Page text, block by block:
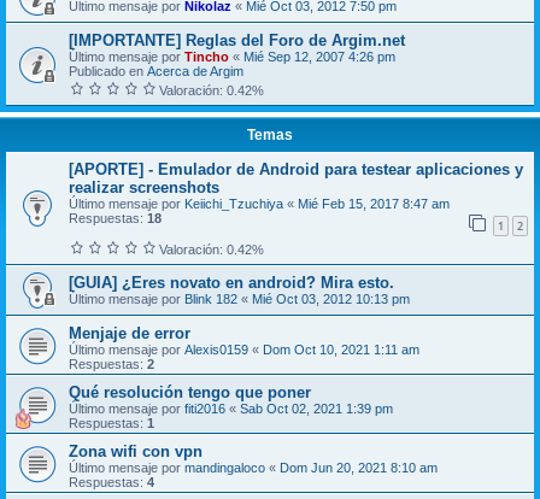
Último mensaje por Nikolaz­ « Mié Oct 03, 2012 7:50 pm
[IMPORTANTE] Reglas del Foro de Argim.net
Último mensaje por Tincho « Mié Sep 12, 2007 4:26 pm
Publicado en Acerca de Argim
Valoración: 0.42%
Temas
[APORTE] - Emulador de Android para testear aplicaciones y
realizar screenshots
Último mensaje por Keiichi_Tzuchiya « Mié Feb 15, 2017 8:47 am
Respuestas: 18 1 2
Valoración: 0.42%
[GUIA] ¿Eres novato en android? Mira esto.
Último mensaje por Blink 182 « Mié Oct 03, 2012 10:13 pm
Menjaje de error
Último mensaje por Alexis0159 « Dom Oct 10, 2021 1:11 am
Respuestas: 2
Qué resolución tengo que poner
Último mensaje por fiti2016 « Sab Oct 02, 2021 1:39 pm
Respuestas: 1
Zona wifi con vpn
Último mensaje por mandingaloco « Dom Jun 20, 2021 8:10 am
Respuestas: 4